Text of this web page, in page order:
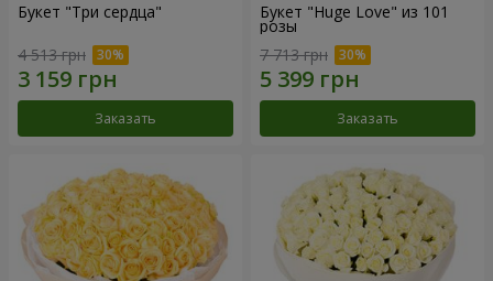
Букет "Три сердца"
4 513 грн
Заказать
Букет "Huge Love" из 101
розы
7 713 грн
Заказать